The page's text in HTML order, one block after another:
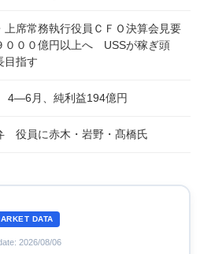
上席常務執行役員ＣＦＯ決算会見要
００億円以上へ USSが稼ぎ頭
目指す
4―6月、純利益194億円
役員に赤木・岩野・髙橋氏
DATA
2026/08/06